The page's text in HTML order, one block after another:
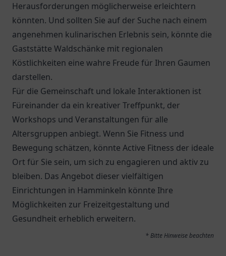
Herausforderungen möglicherweise erleichtern
könnten. Und sollten Sie auf der Suche nach einem
angenehmen kulinarischen Erlebnis sein, könnte die
Gaststätte Waldschänke mit regionalen
Köstlichkeiten eine wahre Freude für Ihren Gaumen
darstellen.
Für die Gemeinschaft und lokale Interaktionen ist
Füreinander da ein kreativer Treffpunkt, der
Workshops und Veranstaltungen für alle
Altersgruppen anbiegt. Wenn Sie Fitness und
Bewegung schätzen, könnte Active Fitness der ideale
Ort für Sie sein, um sich zu engagieren und aktiv zu
bleiben. Das Angebot dieser vielfältigen
Einrichtungen in Hamminkeln könnte Ihre
Möglichkeiten zur Freizeitgestaltung und
Gesundheit erheblich erweitern.
* Bitte Hinweise beachten